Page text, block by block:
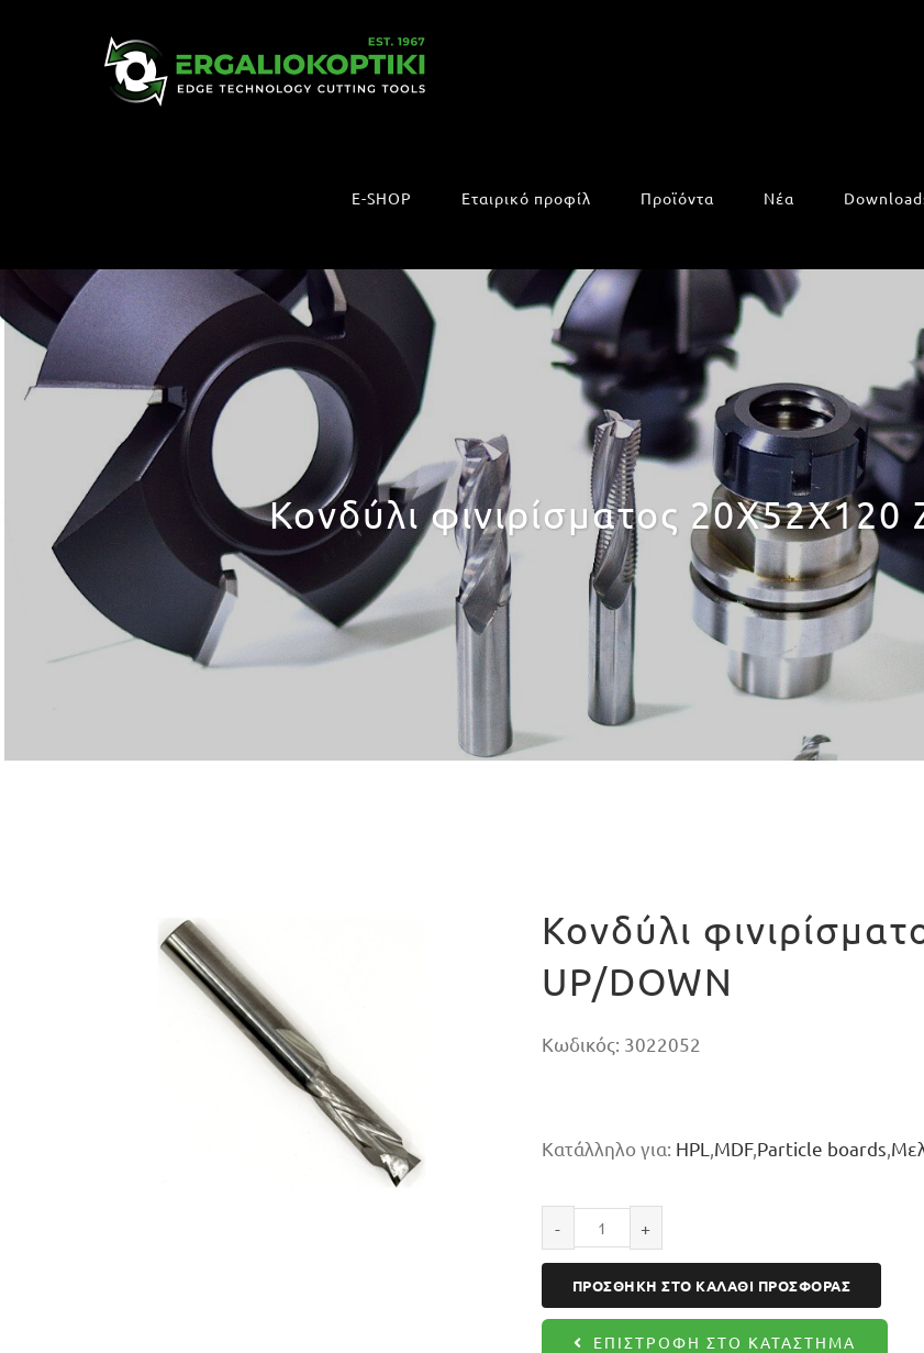
περιεχόμενο
E-SHOP Εταιρικό προφίλ Προϊόντα Νέα
Κονδύλι φινιρίσματος 20X52X120
Κονδύλι
UP/DOWN
Κωδικός: 3022052
Κατάλληλο για: HPL MDF,Particle boards
Κονδύλι
φινιρίσματος
20X52X120
Z2+2
ΠΡΟΣΘΉΚΗ ΣΤΟ ΚΑΛΆΘΙ ΠΡΟΣΦΟΡΆΣ
ΕΠΙΣΤΡΟΦΉ ΣΤΟ ΚΑΤΆΣΤΗΜΑ